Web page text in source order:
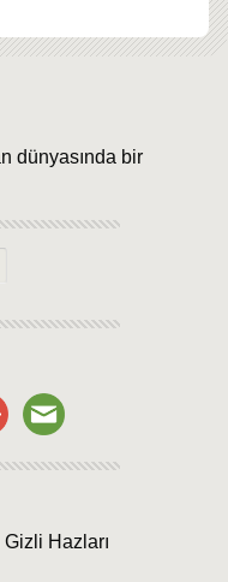
dünyasında bir
Hazları